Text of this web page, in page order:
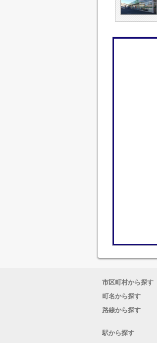
市区町村から探す
町名から探す
路線から探す
駅から探す